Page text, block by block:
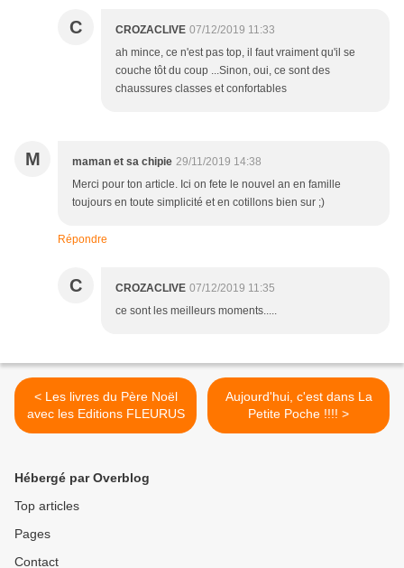
C CROZACLIVE 07/12/2019 11:33
ah mince, ce n'est pas top, il faut vraiment qu'il se
couche tôt du coup ...Sinon, oui, ce sont des
chaussures classes et confortables
M maman et sa chipie 29/11/2019 14:38
Merci pour ton article. Ici on fete le nouvel an en famille
toujours en toute simplicité et en cotillons bien sur ;)
Répondre
C CROZACLIVE 07/12/2019 11:35
ce sont les meilleurs moments.....
< Les livres du Père Noël
avec les Editions FLEURUS
Aujourd'hui, c'est dans La
Petite Poche !!!! >
Hébergé par Overblog
Top articles
Pages
Contact